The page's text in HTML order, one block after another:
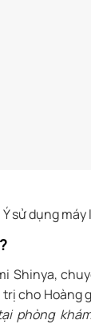
sử dụng
Shinya,
cho Hoàng
phòng